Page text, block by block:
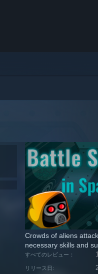
Crowds of aliens
necessary skills and
すべてのレビュー：
リリース日: